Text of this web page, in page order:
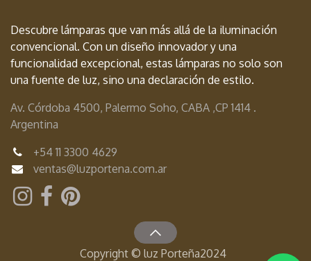
Descubre lámparas que van más allá de la iluminación
convencional. Con un diseño innovador y una
funcionalidad excepcional, estas lámparas no solo son
una fuente de luz, sino una declaración de estilo.
Av. Córdoba 4500, Palermo Soho, CABA ,CP 1414 .
Argentina
+5411 3300 4629
ventas@luzportena.com.ar
Copyright © luz Porteña2024